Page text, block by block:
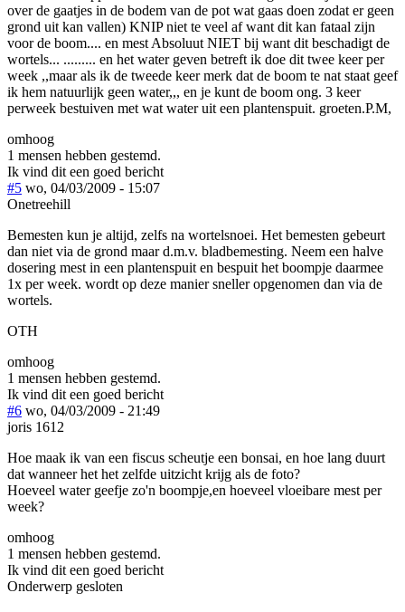
over de gaatjes in de bodem van de pot wat gaas doen zodat er geen
grond uit kan vallen) KNIP niet te veel af want dit kan fataal zijn
voor de boom.... en mest Absoluut NIET bij want dit beschadigt de
wortels... ......... en het water geven betreft ik doe dit twee keer per
week ,,maar als ik de tweede keer merk dat de boom te nat staat geef
ik hem natuurlijk geen water,,, en je kunt de boom ong. 3 keer
perweek bestuiven met wat water uit een plantenspuit. groeten.P.M,
omhoog
1 mensen hebben gestemd.
Ik vind dit een goed bericht
#5 wo, 04/03/2009 - 15:07
Onetreehill
Bemesten kun je altijd, zelfs na wortelsnoei. Het bemesten gebeurt
dan niet via de grond maar d.m.v. bladbemesting. Neem een halve
dosering mest in een plantenspuit en bespuit het boompje daarmee
1x per week. wordt op deze manier sneller opgenomen dan via de
wortels.
OTH
omhoog
1 mensen hebben gestemd.
Ik vind dit een goed bericht
#6 wo, 04/03/2009 - 21:49
joris 1612
Hoe maak ik van een fiscus scheutje een bonsai, en hoe lang duurt
dat wanneer het het zelfde uitzicht krijg als de foto?
Hoeveel water geefje zo'n boompje,en hoeveel vloeibare mest per
week?
omhoog
1 mensen hebben gestemd.
Ik vind dit een goed bericht
Onderwerp gesloten